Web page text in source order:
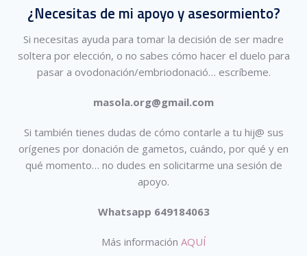
¿Necesitas de mi apoyo y asesormiento?
Si necesitas ayuda para tomar la decisión de ser madre
soltera por elección, o no sabes cómo hacer el duelo para
pasar a ovodonación/embriodonació… escríbeme.
masola.org@gmail.com
Si también tienes dudas de cómo contarle a tu hij@ sus
orígenes por donación de gametos, cuándo, por qué y en
qué momento… no dudes en solicitarme una sesión de
apoyo.
Whatsapp 649184063
Más información AQUÍ